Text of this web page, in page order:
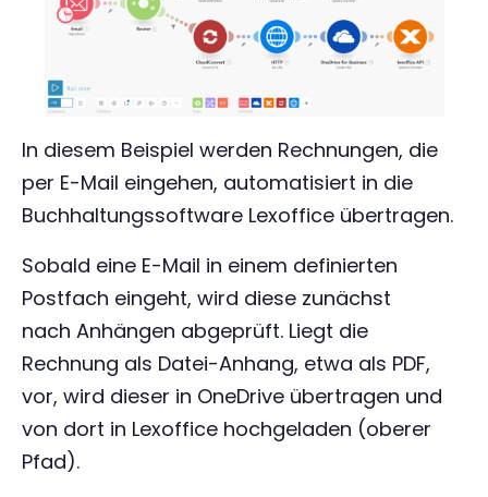
In diesem Beispiel werden Rechnungen, die
per E-Mail eingehen, automatisiert in die
Buchhaltungssoftware Lexoffice übertragen.
Sobald eine E-Mail in einem definierten
Postfach eingeht, wird diese zunächst
nach Anhängen abgeprüft. Liegt die
Rechnung als Datei-Anhang, etwa als PDF,
vor, wird dieser in OneDrive übertragen und
von dort in Lexoffice hochgeladen (oberer
Pfad).